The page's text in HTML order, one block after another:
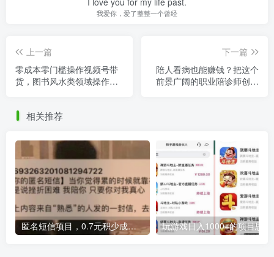
我爱你，爱了整整一个曾经
上一篇
零成本零门槛操作视频号带
货，图书风水类领域操作流
下一篇
陪人看病也能赚钱？把这个
前景广阔的职业陪诊师创业
相关推荐
匿名短信项目，0.7元积少成多，偏冷门小众长远副业